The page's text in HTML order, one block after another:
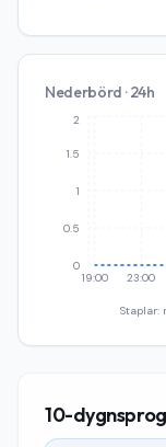
Nederbörd · 24h
19:00 23:00
0
0.5
1
1.5
2
Staplar:
10-